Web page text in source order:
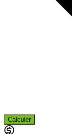
Calculer